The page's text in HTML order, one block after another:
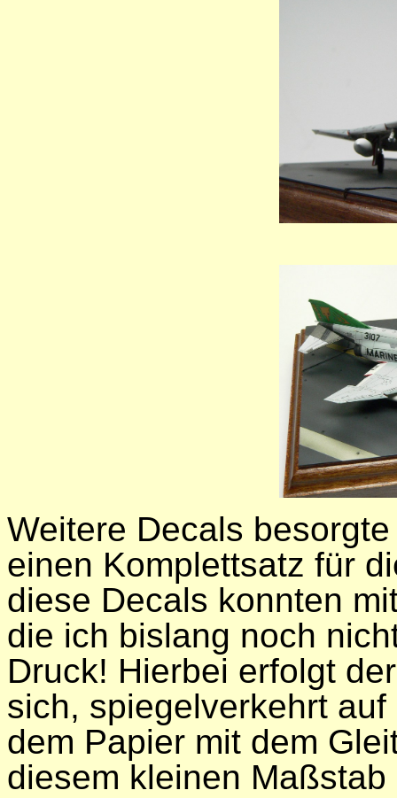
Weitere Decals
einen Komplettsatz für
diese Decals konnten
die ich bislang noch
Druck! Hierbei erfolgt
sich, spiegelverkehrt
dem Papier mit dem
diesem kleinen